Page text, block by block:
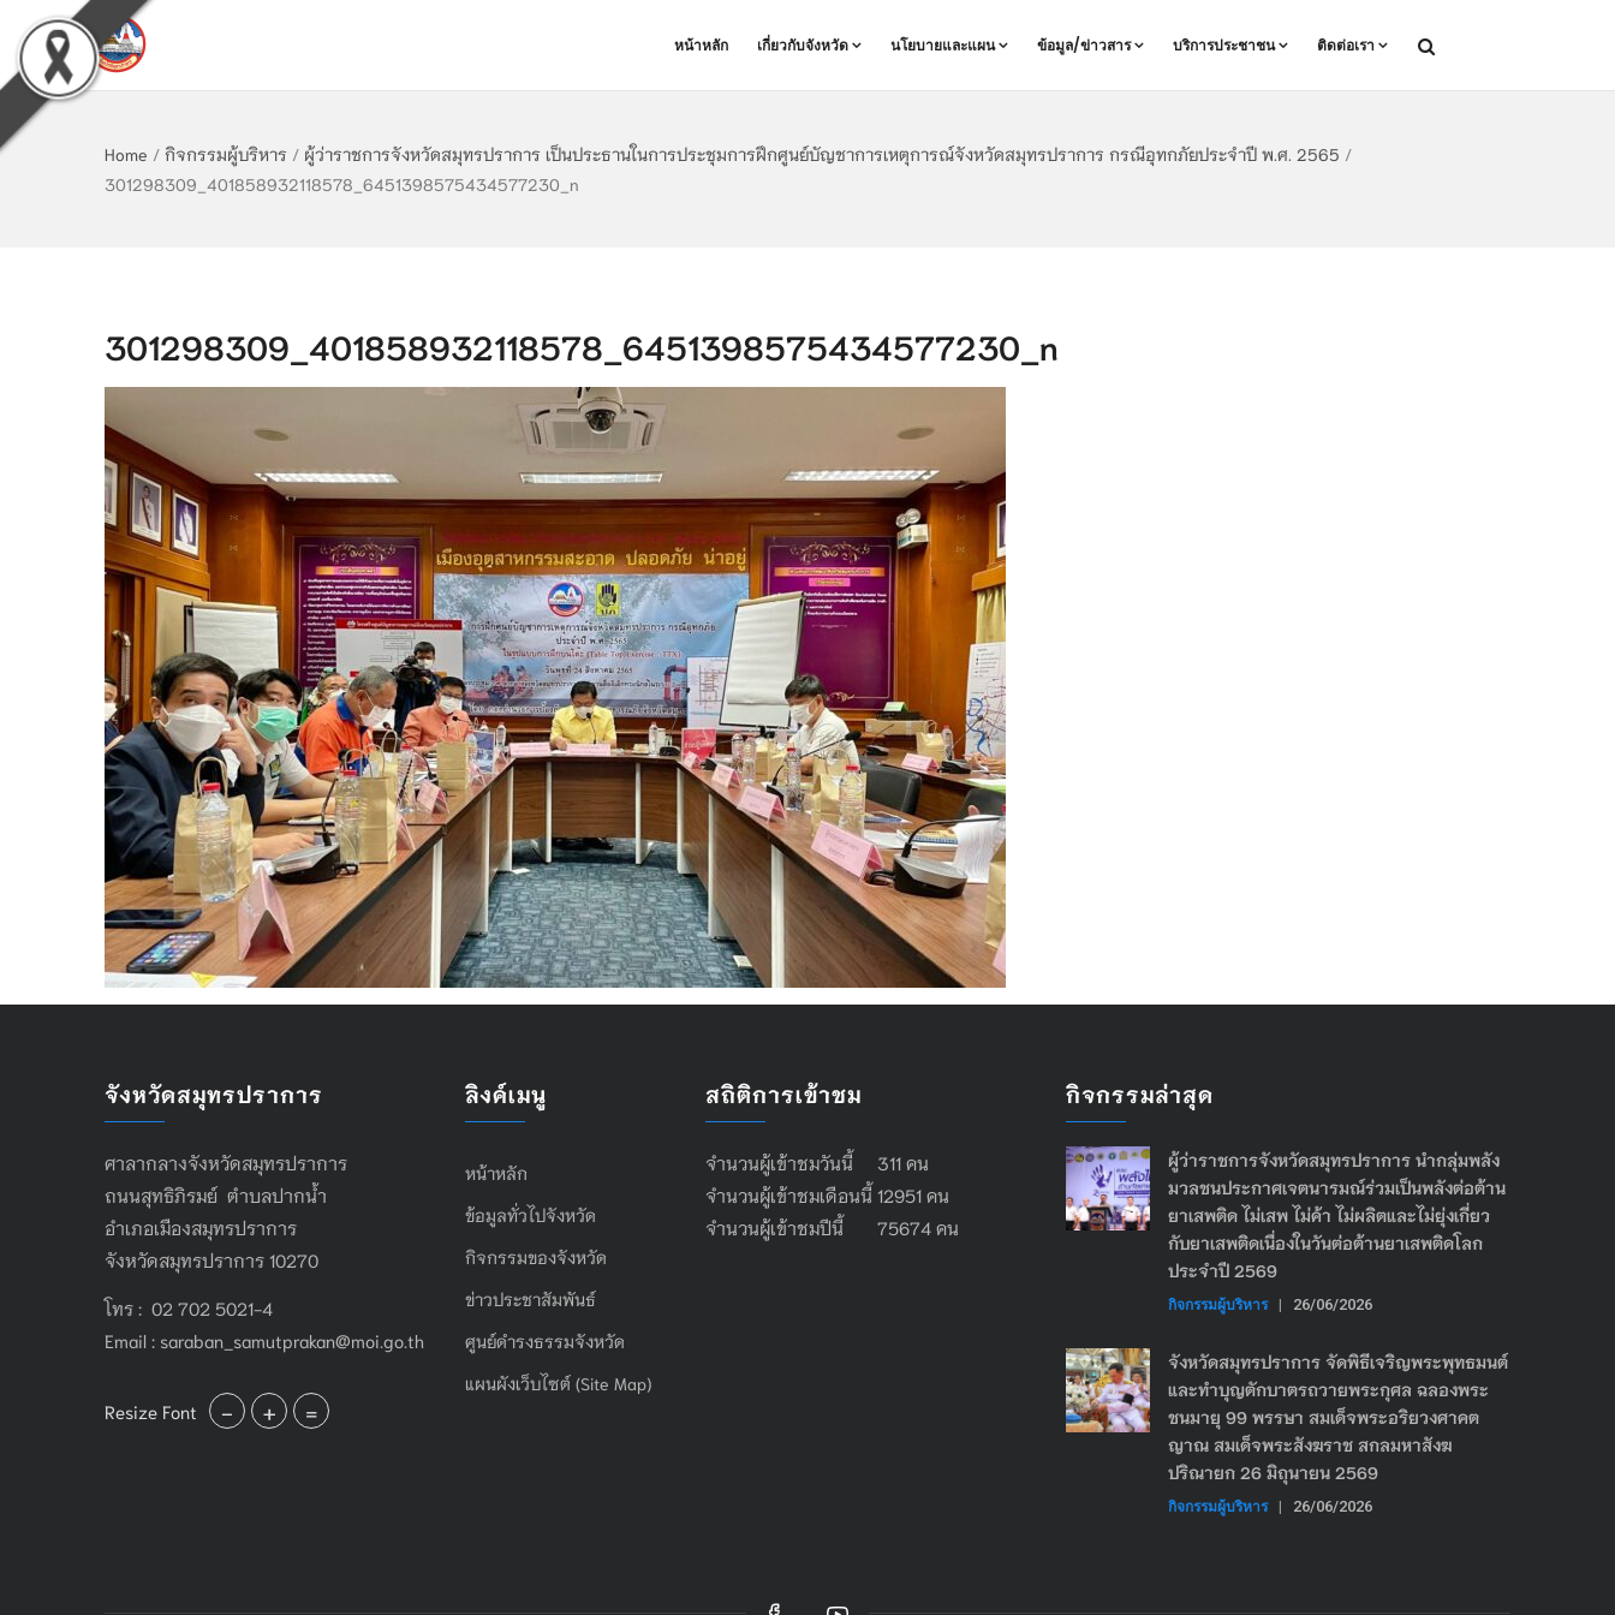
หน้าหลัก เกี่ยวกับจังหวัด นโยบายและแผน ข้อมูล/ข่าวสาร บริการประชาชน ติดต่อเรา
Home / กิจกรรมผู้บริหาร / ผู้ว่าราชการจังหวัดสมุทรปราการ เป็นประธานในการประชุมการฝึกศูนย์บัญชาการเหตุการณ์จังหวัดสมุทรปราการ กรณีอุทกภัยประจำปี พ.ศ. 2565 /
301298309_401858932118578_6451398575434577230_n
301298309_401858932118578_6451398575434577230_n
จังหวัดสมุทรปราการ
ศาลากลางจังหวัดสมุทรปราการ
ถนนสุทธิภิรมย์ ตำบลปากน้ำ
อำเภอเมืองสมุทรปราการ
จังหวัดสมุทรปราการ 10270
โทร : 02 702 5021-4
Email : saraban_samutprakan@moi.go.th
Resize Font - + =
ลิงค์เมนู
หน้าหลัก
ข้อมูลทั่วไปจังหวัด
กิจกรรมของจังหวัด
ข่าวประชาสัมพันธ์
ศูนย์ดำรงธรรมจังหวัด
แผนผังเว็บไซต์ (Site Map)
สถิติการเข้าชม
จำนวนผู้เข้าชมวันนี้ 311 คน
จำนวนผู้เข้าชมเดือนนี้ 12951 คน
จำนวนผู้เข้าชมปีนี้ 75674 คน
กิจกรรมล่าสุด
ผู้ว่าราชการจังหวัดสมุทรปราการ นำกลุ่มพลัง
มวลชนประกาศเจตนารมณ์ร่วมเป็นพลังต่อต้าน
ยาเสพติด ไม่เสพ ไม่ค้า ไม่ผลิตและไม่ยุ่งเกี่ยว
กับยาเสพติดเนื่องในวันต่อต้านยาเสพติดโลก
ประจำปี 2569
กิจกรรมผู้บริหาร | 26/06/2026
จังหวัดสมุทรปราการ จัดพิธีเจริญพระพุทธมนต์
และทำบุญตักบาตรถวายพระกุศล ฉลองพระ
ชนมายุ 99 พรรษา สมเด็จพระอริยวงศาคต
ญาณ สมเด็จพระสังฆราช สกลมหาสังฆ
ปริณายก 26 มิถุนายน 2569
กิจกรรมผู้บริหาร | 26/06/2026